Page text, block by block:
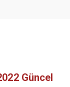
Güncel